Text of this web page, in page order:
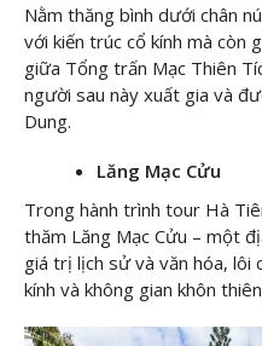
Nằm thăng bình dưới chân
với kiến trúc cổ kính mà còn
giữa Tổng trấn Mạc Thiên
người sau này xuất gia và
Dung.
Lăng Mạc Cửu
Trong hành trình tour Hà
thăm Lăng Mạc Cửu – một
giá trị lịch sử và văn hóa, lôi
kính và không gian khôn